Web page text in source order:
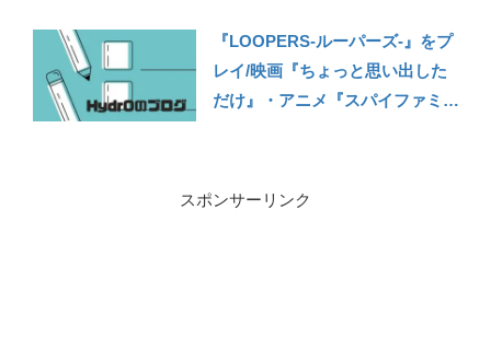
『LOOPERS-ルーパーズ-』をプ
レイ/映画『ちょっと思い出した
だけ』・アニメ『スパイファミリ
スポンサーリンク